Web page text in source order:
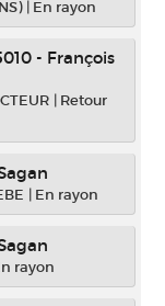
| En rayon
- François
| Retour
| En rayon
rayon